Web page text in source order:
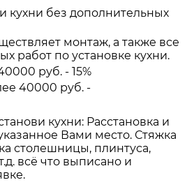
кухни без дополнительных
монтаж, а также все
работ по установке кухни.
руб. - 15%
40000 руб. -
кухни: Расстановка и
Вами место. Стяжка
столешницы, плинтуса,
всё что выписано и